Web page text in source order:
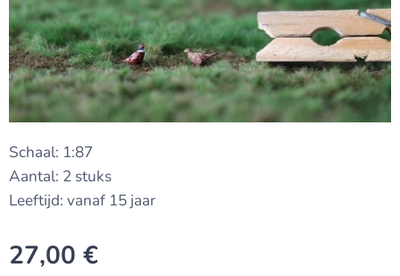
Schaal: 1:87
Aantal: 2 stuks
Leeftijd: vanaf 15 jaar
27,00 €